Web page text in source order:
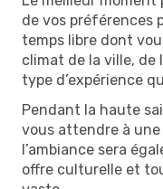
de vos préférences
temps libre dont
climat de la ville,
type d’expérience
Pendant la haute
vous attendre à
l’ambiance sera
offre culturelle et